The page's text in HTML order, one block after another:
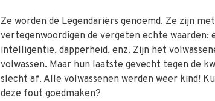
Ze worden de Legendariërs genoemd. Ze zijn
vertegenwoordigen de vergeten echte waarden:
intelligentie, dapperheid, enz. Zijn het
volwassen. Maar hun laatste gevecht tegen de
slecht af. Alle volwassenen werden weer kind!
deze fout goedmaken?